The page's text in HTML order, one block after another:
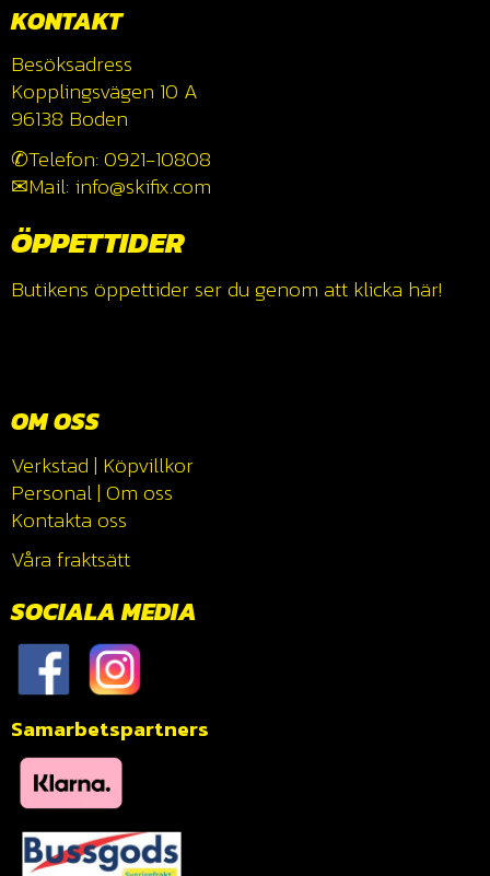
KONTAKT
Besöksadress
Kopplingsvägen 10 A
96138 Boden
✆Telefon: 0921-10808
✉Mail: info@skifix.com
ÖPPETTIDER
Butikens öppettider ser du genom att klicka här!
OM OSS
Verkstad | Köpvillkor
Personal| Om oss
Kontakta oss
Våra fraktsätt
SOCIALA MEDIA
Samarbetspartners